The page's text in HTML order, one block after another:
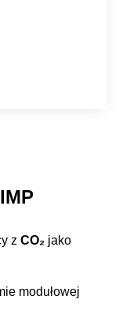
z CO₂ jako
modułowej